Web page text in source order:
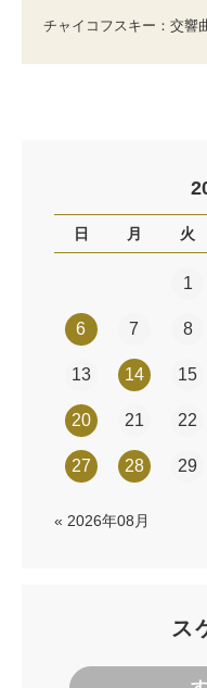
チャイコフスキー：交響
日 月 火
1
6 7 8
13 14 15
20 21 22
27 28 29
« 2026年08月
ス